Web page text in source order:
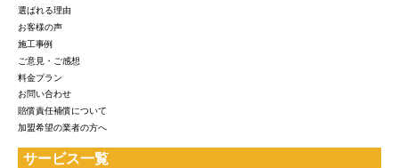
選ばれる理由
お客様の声
施工事例
ご意見・ご感想
料金プラン
お問い合わせ
賠償責任補償について
加盟希望の業者の方へ
サービス一覧